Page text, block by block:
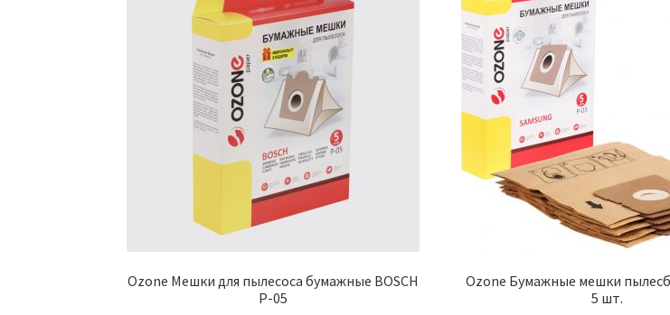
Ozone Мешки для пылесоса бумажные BOSCH
Р-05
Ozone Бумажные мешки
5 шт.